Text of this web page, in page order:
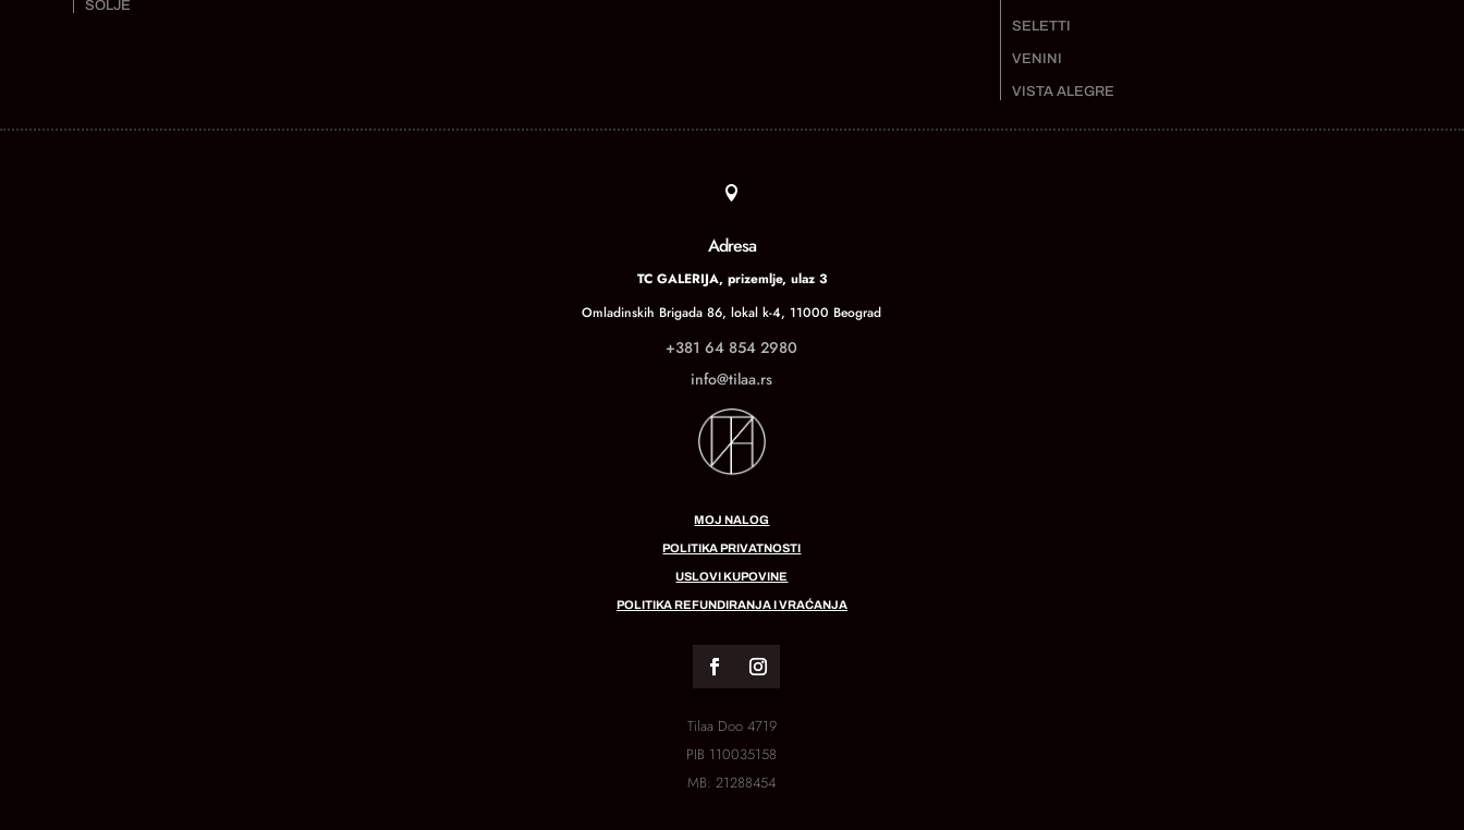
ŠOLJE
SELETTI
VENINI
VISTA ALEGRE

Adresa
TC GALERIJA, prizemlje, ulaz 3
Omladinskih Brigada 86, lokal k-4, 11000 Beograd
+381 64 854 2980
info@tilaa.rs
MOJ NALOG
POLITIKA PRIVATNOSTI
USLOVI KUPOVINE
POLITIKA REFUNDIRANJA I VRAĆANJA
Tilaa Doo 4719
PIB 110035158
MB:21288454